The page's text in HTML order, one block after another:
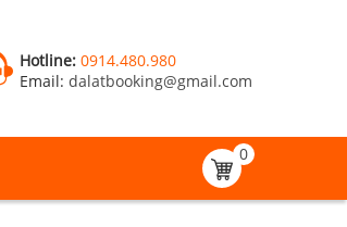
Hotline: 0914.480.980
Email: dalatbooking@gmail.com
0